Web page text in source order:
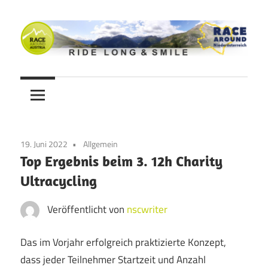
Inhalt
springen
Never
Stop
Cycling
Blog
long
19. Juni 2022 Allgemein
Top Ergebnis beim 3. 12h Charity
Ultracycling
Veröffentlicht von nscwriter
Das im Vorjahr erfolgreich praktizierte Konzept,
dass jeder Teilnehmer Startzeit und Anzahl